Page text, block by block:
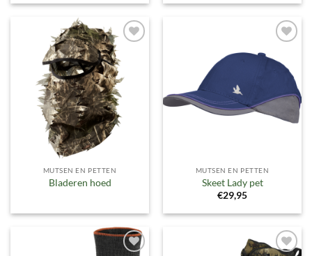
Toevoegen
aan
verlanglijst
MUTSEN EN PETTEN
Bladeren hoed
Toevoegen
aan
verlanglijst
MUTSEN EN PETTEN
Skeet Lady pet
€29,95